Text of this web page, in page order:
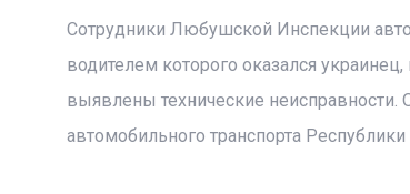
Сотрудники Любушской Инспекции
водителем которого оказался
выявлены технические неисправности.
автомобильного транспорта